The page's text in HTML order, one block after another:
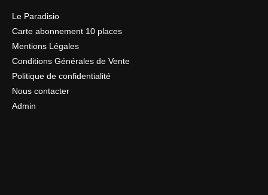
Le Paradisio
Carte abonnement 10 places
Mentions Légales
Conditions Générales de Vente
Politique de confidentialité
Nous contacter
Admin